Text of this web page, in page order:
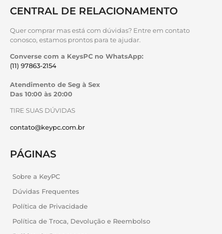
CENTRAL DE RELACIONAMENTO
Quer comprar mas está com dúvidas? Entre em contato
conosco, estamos prontos para te ajudar.
Converse com a KeysPC no WhatsApp:
(11) 97863-2154
Atendimento de Seg à Sex
Das 10:00 às 20:00
TIRE SUAS DÚVIDAS
contato@keypc.com.br
PÁGINAS
Sobre a KeyPC
Dúvidas Frequentes
Política de Privacidade
Política de Troca, Devolução e Reembolso